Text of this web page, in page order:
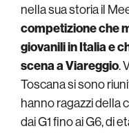
nella sua storia il
competizione che
giovanili in Italia e
scena a Viareggio.
Toscana si sono
hanno ragazzi della
dai G1 fino ai G6, di